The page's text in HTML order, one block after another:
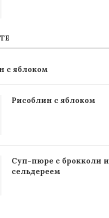
с яблоком
Рисоблин с яблоком
Суп-пюре с брокколи и
сельдереем